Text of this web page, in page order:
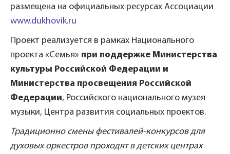
размещена на официальных ресурсах Ассоциации
www.dukhovik.ru
Проект реализуется в рамках Национального
проекта «Семья» при поддержке Министерства
культуры Российской Федерации и
Министерства просвещения Российской
Федерации, Российского национального музея
музыки, Центра развития социальных проектов.
Традиционно смены фестивалей-конкурсов для
духовых оркестров проходят в детских центрах